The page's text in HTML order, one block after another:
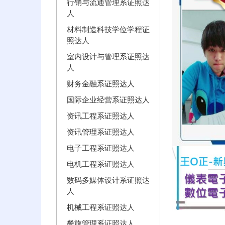
行销与流通管理系证照达
人
材料制造科技学位学程证
照达人
室内设计与管理系证照达
人
财务金融系证照达人
国际企业经营系证照达人
资讯工程系证照达人
资讯管理系证照达人
电子工程系证照达人
电机工程系证照达人
数码多媒体设计系证照达
人
机械工程系证照达人